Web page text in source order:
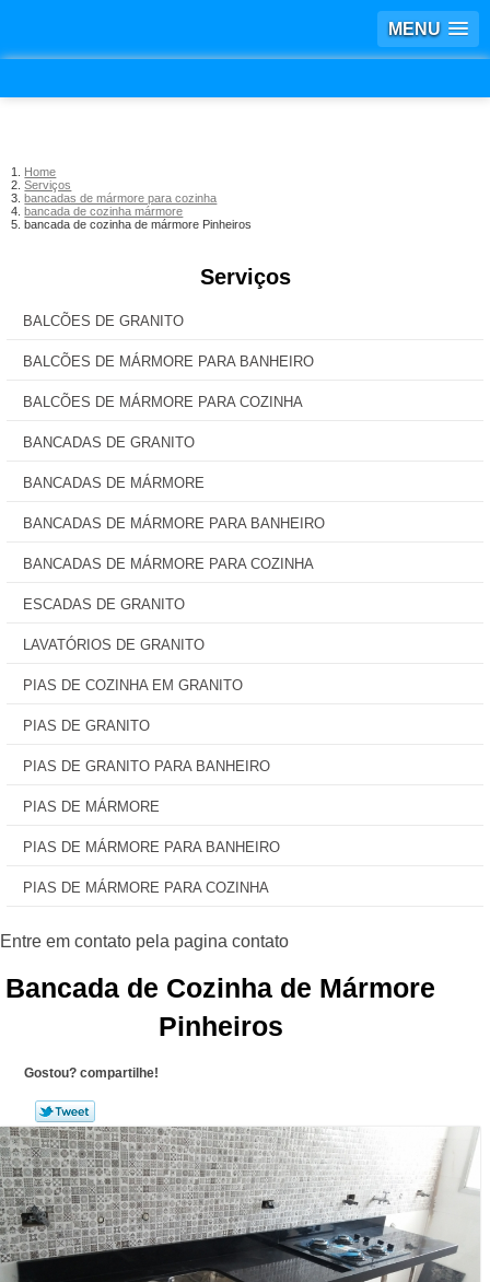
MENU
Home
Serviços
bancadas de mármore para cozinha
bancada de cozinha mármore
bancada de cozinha de mármore Pinheiros
Serviços
BALCÕES DE GRANITO
BALCÕES DE MÁRMORE PARA BANHEIRO
BALCÕES DE MÁRMORE PARA COZINHA
BANCADAS DE GRANITO
BANCADAS DE MÁRMORE
BANCADAS DE MÁRMORE PARA BANHEIRO
BANCADAS DE MÁRMORE PARA COZINHA
ESCADAS DE GRANITO
LAVATÓRIOS DE GRANITO
PIAS DE COZINHA EM GRANITO
PIAS DE GRANITO
PIAS DE GRANITO PARA BANHEIRO
PIAS DE MÁRMORE
PIAS DE MÁRMORE PARA BANHEIRO
PIAS DE MÁRMORE PARA COZINHA
Bancada de Cozinha de Mármore
Pinheiros
Gostou? compartilhe!